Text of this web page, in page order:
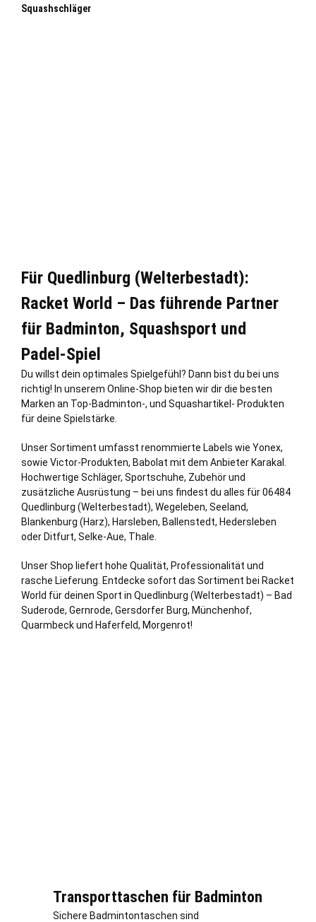
Squashschläger
Für Quedlinburg (Welterbestadt):
Racket World – Das führende Partner
für Badminton, Squashsport und
Padel-Spiel
Du willst dein optimales Spielgefühl? Dann bist du bei uns
richtig! In unserem Online-Shop bieten wir dir die besten
Marken an Top-Badminton-, und Squashartikel- Produkten
für deine Spielstärke.
Unser Sortiment umfasst renommierte Labels wie Yonex,
sowie Victor-Produkten, Babolat mit dem Anbieter Karakal.
Hochwertige Schläger, Sportschuhe, Zubehör und
zusätzliche Ausrüstung – bei uns findest du alles für 06484
Quedlinburg (Welterbestadt), Wegeleben, Seeland,
Blankenburg (Harz), Harsleben, Ballenstedt, Hedersleben
oder Ditfurt, Selke-Aue, Thale
Unser Shop liefert hohe Qualität, Professionalität und
rasche Lieferung. Entdecke sofort das Sortiment bei Racket
World für deinen Sport in Quedlinburg (Welterbestadt) – Bad
Suderode, Gernrode, Gersdorfer Burg, Münchenhof,
Quarmbeck und Haferfeld, Morgenrot!
Transporttaschen für Badminton
Sichere Badmintontaschen sind